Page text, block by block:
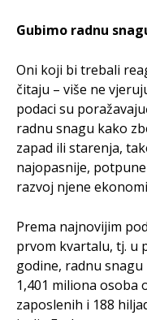
Gubimo radnu
Oni koji bi trebali
čitaju – više ne
podaci su
radnu snagu kako
zapad ili starenja,
najopasnije,
razvoj njene
Prema najnovijim
prvom kvartalu, tj. u
godine, radnu
1,401 miliona osoba
zaposlenih i 188